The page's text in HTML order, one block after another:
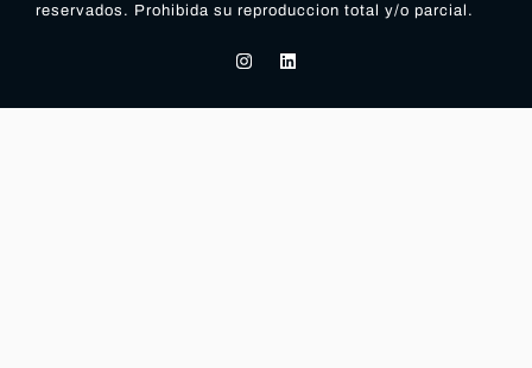
reservados. Prohibida su reproduccion total y/o parcial.